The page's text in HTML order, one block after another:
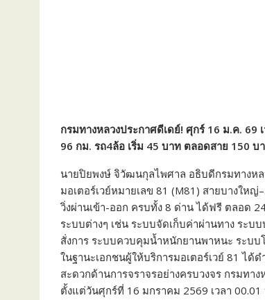
กรมทางหลวงประกาศดีเดย์! ศุกร์ 16 ม.ค. 69
96 กม. รถ4ล้อ เริ่ม 45 บาท ตลอดสาย 150
นายปิยพงษ์ จิวัฒนกุลไพศาล อธิบดีกรมทางหล
มอเตอร์เวย์หมายเลข 81 (M81) สายบางให
วิ่งผ่านเข้า-ออก ครบทั้ง 8 ด่าน ได้ฟรี ตลอด
ระบบต่างๆ เช่น ระบบจัดเก็บค่าผ่านทาง ระ
สั่งการ ระบบควบคุมน้ำหนักยานพาหนะ ระบ
ในฐานะเอกชนผู้ให้บริการมอเตอร์เวย์ 81 ไ
สะดวกด้านการจราจรอย่างครบวงจร กรมทา
ตั้งแต่วันศุกร์ที่ 16 มกราคม 2569 เวลา 00.01